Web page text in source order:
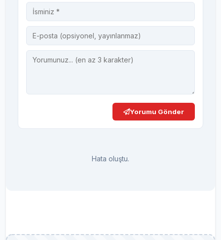
Yorumu Gönder
Hata oluştu.